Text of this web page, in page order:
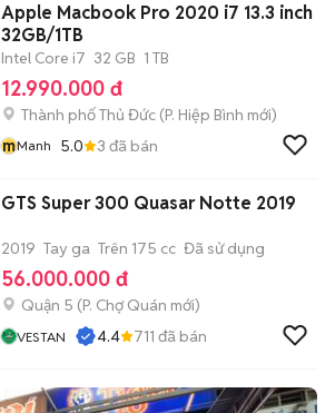
Apple Macbook Pro 2020 i7 13.3 inch
32GB/1TB
Intel Core i7 32 GB 1 TB
12.990.000 đ
Thành phố Thủ Đức (P. Hiệp Bình mới)
mManh 5.0 3 đã bán
GTS Super 300 Quasar Notte 2019
2019 Tay ga Trên 175 cc Đã sử dụng
56.000.000 đ
Quận 5 (P. Chợ Quán mới)
VESTAN 4.4 711 đã bán